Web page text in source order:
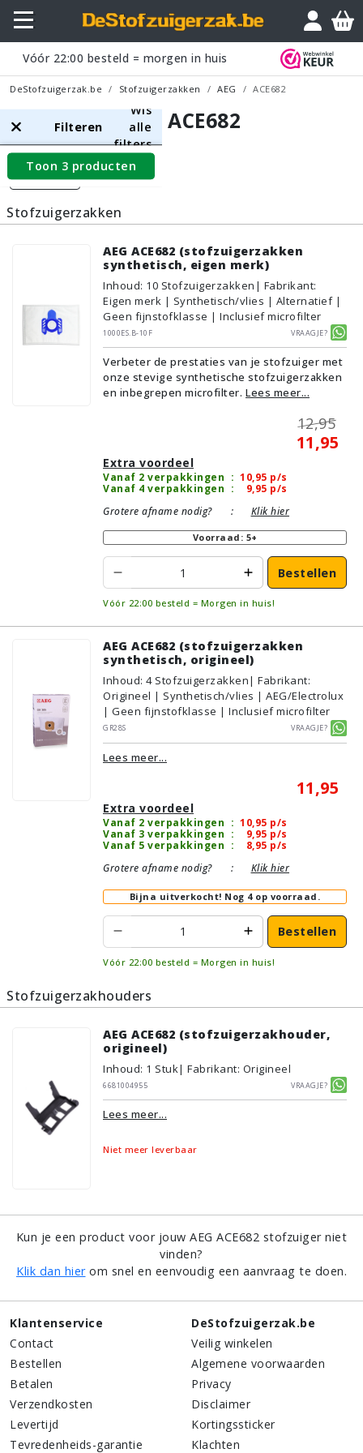
Vóór 22:00 besteld = morgen in huis
DeStofzuigerzak.be Stofzuigerzakken AEG ACE682
AEG ACE682
Filters
Filteren
Wis
alle
filters
Toon 3 producten
Stofzuigerzakken
AEG ACE682 (stofzuigerzakken
synthetisch, eigen merk)
Inhoud: 10 Stofzuigerzakken | Fabrikant:
Eigen merk | Synthetisch/vlies | Alternatief |
Geen fijnstofklasse | Inclusief microfilter
1000ES.B-10F
Vraagje?
Verbeter de prestaties van je stofzuiger met
onze stevige synthetische stofzuigerzakken
en inbegrepen microfilter. Lees meer...
12,95
11,95
Extra voordeel
Vanaf 2 verpakkingen : 10,95 p/s
Vanaf 4 verpakkingen : 9,95 p/s
Grotere afname nodig?
: Klik hier
Voorraad: 5+
Bestellen
Vóór 22:00 besteld = Morgen in huis!
AEG ACE682 (stofzuigerzakken
synthetisch, origineel)
Inhoud: 4 Stofzuigerzakken| Fabrikant:
Origineel | Synthetisch/vlies | AEG/Electrolux
| Geen fijnstofklasse | Inclusief microfilter
GR28S
Vraagje?
Lees meer...
11,95
Extra voordeel
Vanaf 2 verpakkingen : 10,95 p/s
Vanaf 3 verpakkingen : 9,95 p/s
Vanaf 5 verpakkingen : 8,95 p/s
Grotere afname nodig?
: Klik hier
Bijna uitverkocht! Nog 4 op voorraad.
Bestellen
Vóór 22:00 besteld = Morgen in huis!
Stofzuigerzakhouders
AEG ACE682 (stofzuigerzakhouder,
origineel)
Inhoud: 1 Stuk| Fabrikant: Origineel
6681004955
Vraagje?
Lees meer...
Niet meer leverbaar
Kun je een product voor jouw AEG ACE682 stofzuiger niet
vinden?
Klik dan hierom snel en eenvoudig een aanvraag te doen.
Klantenservice
Contact
Bestellen
Betalen
Verzendkosten
Levertijd
Tevredenheids-garantie
DeStofzuigerzak.be
Veilig winkelen
Algemene voorwaarden
Privacy
Disclaimer
Kortingssticker
Klachten